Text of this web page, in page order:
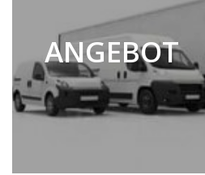
ANGEBOT